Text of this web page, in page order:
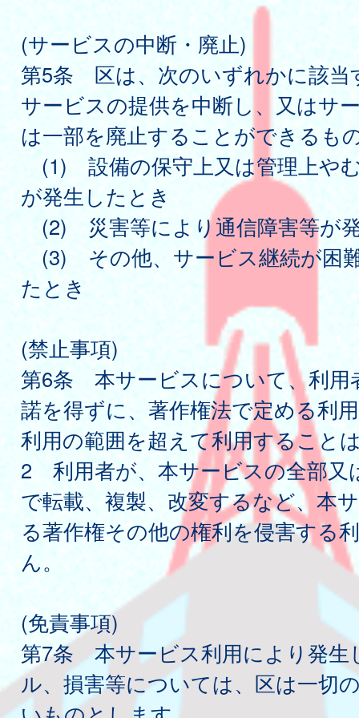
(サービスの中断・廃止)
第5条 区は、次のいずれかに該当
サービスの提供を中断し、又はサ
は一部を廃止することができるも
(1) 設備の保守上又は管理上や
が発生したとき
(2) 災害等により通信障害等が
(3) その他、サービス継続が困
たとき
(禁止事項)
第6条 本サービスについて、利用
諾を得ずに、著作権法で定める利
利用の範囲を超えて利用すること
2 利用者が、本サービスの全部又
で転載、複製、改変するなど、本
る著作権その他の権利を侵害する
ん。
(免責事項)
第7条 本サービス利用により発生
ル、損害等については、区は一切